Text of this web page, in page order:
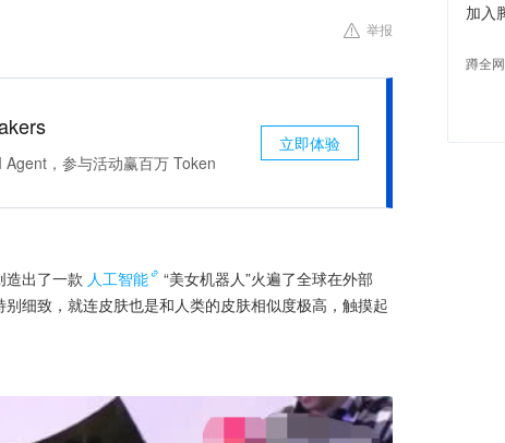
举报
，参与活动赢百万 Token
立即体验
造出了一款 人工智能
“美女机器人”火遍了全球在外部
细致，就连皮肤也是和人类的皮肤相似度极高，触摸起
加入
蹲全